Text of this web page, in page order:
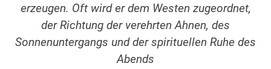
erzeugen. Oft wird er dem Westen zugeordnet,
der Richtung der verehrten Ahnen, des
Sonnenuntergangs und der spirituellen Ruhe des
Abends